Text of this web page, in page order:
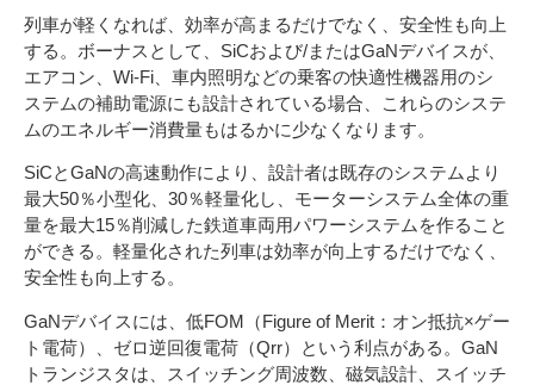
列車が軽くなれば、効率が高まるだけでなく、安全性も向上
する。ボーナスとして、SiCおよび/またはGaNデバイスが、
エアコン、Wi-Fi、車内照明などの乗客の快適性機器用のシ
ステムの補助電源にも設計されている場合、これらのシステ
ムのエネルギー消費量もはるかに少なくなります。
SiCとGaNの高速動作により、設計者は既存のシステムより
最大50％小型化、30％軽量化し、モーターシステム全体の重
量を最大15％削減した鉄道車両用パワーシステムを作ること
ができる。軽量化された列車は効率が向上するだけでなく、
安全性も向上する。
GaNデバイスには、低FOM（Figure of Merit：オン抵抗×ゲー
ト電荷）、ゼロ逆回復電荷（Qrr）という利点がある。GaN
トランジスタは、スイッチング周波数、磁気設計、スイッチ